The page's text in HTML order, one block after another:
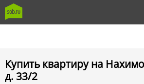
Купить квартиру на
д. 33/2